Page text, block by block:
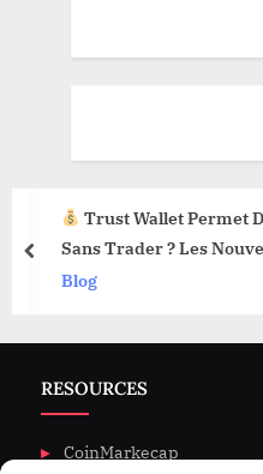
Trust Wallet Permet
Sans Trader ? Les
Blog
prev
RESOURCES
CoinMarkecap